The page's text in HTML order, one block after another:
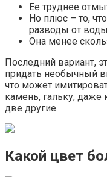
Ее труднее
Но плюс – то,
разводы от
Она менее
Последний вариант,
придать необычный
что может
камень, гальку,
две другие.
Какой цвет